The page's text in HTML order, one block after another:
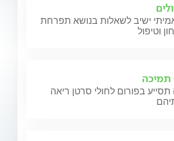
אמיתי ישיב לשאלות בנושא תפרחת
תמיכה
בפורום לחולי סרטן ריאה